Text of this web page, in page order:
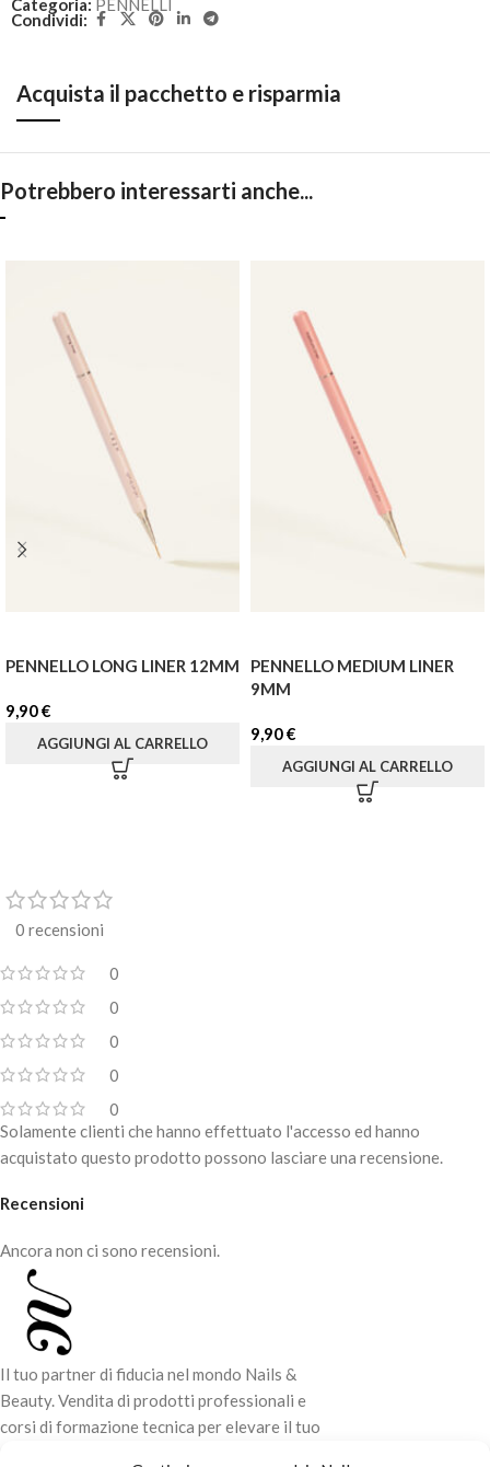
Categoria: PENNELLI
Condividi:
Acquista il pacchetto e risparmia
Potrebbero interessarti anche...
PENNELLO LONG LINER 12MM
9,90€
AGGIUNGI AL CARRELLO
PENNELLO MEDIUM LINER
9MM
9,90€
AGGIUNGI AL CARRELLO
0 recensioni
0
0
0
0
0
Recensioni
Ancora non ci sono recensioni.
Solamente clienti che hanno effettuato l'accesso ed hanno
acquistato questo prodotto possono lasciare una recensione.
Il tuo partner di fiducia nel mondo Nails &
Beauty. Vendita di prodotti professionali e
corsi di formazione tecnica per elevare il tuo